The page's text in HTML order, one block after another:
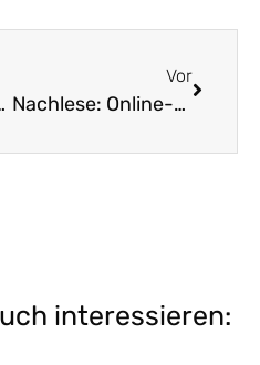
Musikanten
Vor
Nachlese: Online-Fachtagung der KLJB „Stadt. Land. Wo? Was die Jugend treibt“
interessieren: